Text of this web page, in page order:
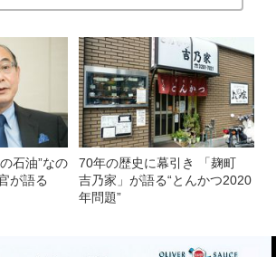
石油”なの
が語る
70年の歴史に幕引き 「麹町
吉乃家」が語る“とんかつ2020
年問題”